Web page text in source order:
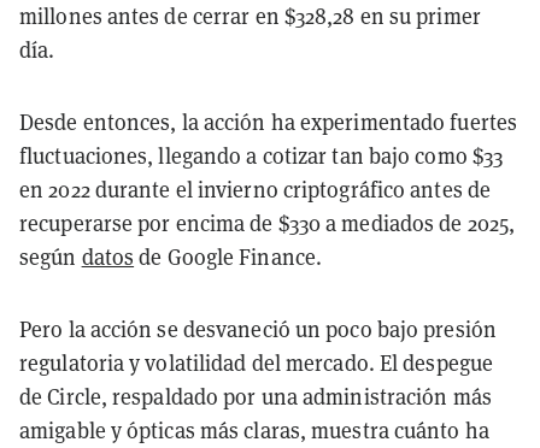
millones antes de cerrar en $328,28 en su primer
día.
Desde entonces, la acción ha experimentado fuertes
fluctuaciones, llegando a cotizar tan bajo como $33
en 2022 durante el invierno criptográfico antes de
recuperarse por encima de $330 a mediados de 2025,
según datos de Google Finance.
Pero la acción se desvaneció un poco bajo presión
regulatoria y volatilidad del mercado. El despegue
de Circle, respaldado por una administración más
amigable y ópticas más claras, muestra cuánto ha